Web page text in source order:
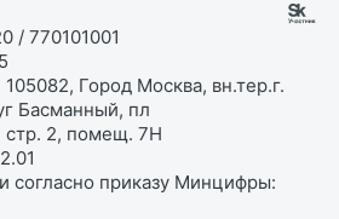
/ 770101001
Город Москва, вн.тер.г.
Басманный, пл
стр. 2, помещ. 7Н
согласно приказу Минцифры: